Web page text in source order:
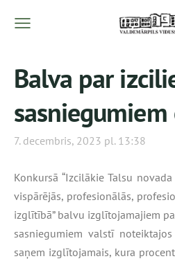
Balva par
7. decembris, 2023 pl. 13:38
Konkursā “Izcilākie Talsu
vispārējās, profesionālās,
izglītībā” balvu izglītojamajiem
sasniegumiem valstī
saņem izglītojamais, kura